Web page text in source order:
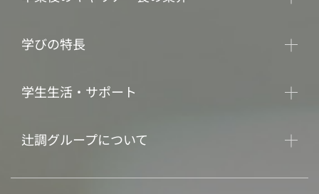
学びの特長
学生生活・サポート
辻調グループについて